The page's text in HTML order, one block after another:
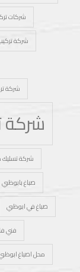
شركات
شركة
شركة
شركة
شركة
صباغ بابوظبي
صباغ في ابوظبي
فني
محل اصباغ